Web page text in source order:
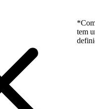
tem